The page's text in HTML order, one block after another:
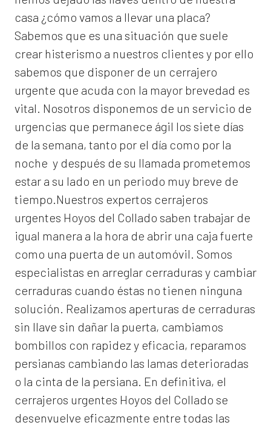
casa ¿cómo vamos a llevar una placa?
Sabemos que es una situación que suele
crear histerismo a nuestros clientes y por ello
sabemos que disponer de un cerrajero
urgente que acuda con la mayor brevedad es
vital. Nosotros disponemos de un servicio de
urgencias que permanece ágil los siete días
de la semana, tanto por el día como por la
noche y después de su llamada prometemos
estar a su lado en un periodo muy breve de
tiempo.Nuestros expertos cerrajeros
urgentes Hoyos del Collado saben trabajar de
igual manera a la hora de abrir una caja fuerte
como una puerta de un automóvil. Somos
especialistas en arreglar cerraduras y cambiar
cerraduras cuando éstas no tienen ninguna
solución. Realizamos aperturas de cerraduras
sin llave sin dañar la puerta, cambiamos
bombillos con rapidez y eficacia, reparamos
persianas cambiando las lamas deterioradas
o la cinta de la persiana. En definitiva, el
cerrajeros urgentes Hoyos del Collado se
desenvuelve eficazmente entre todas las